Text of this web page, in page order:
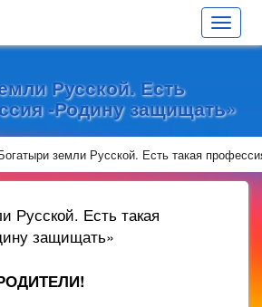
Toggle
Русской. Есть
-Родину защищать»
земли Русской. Есть такая
Русской. Есть такая
защищать»